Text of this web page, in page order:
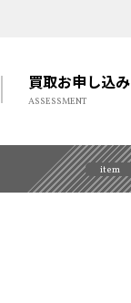
買取お申し込み
ASSESSMENT
item